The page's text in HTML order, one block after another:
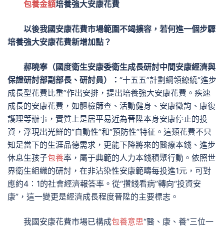
包養金額培養強大安康花費
以後我國安康花費市場範圍不竭擴容，若何進一個步驟
培養強大安康花費新增加點？
郝曉寧（國度衛生安康委衛生成長研討中間安康經濟與
保證研討部副部長、研討員）： “十五五”計劃綱領繚繞“進步
成長型花費比重”作出安排，提出培養強大安康花費。疾速
成長的安康花費，如體檢篩查、活動健身、安康徵詢、康復
護理等辦事，實質上是居平易近為晉陞本身安康停止的投
資，浮現出光鮮的“自動性”和“預防性”特征。這類花費不只
知足當下的生涯品德需求，更能下降將來的醫療本錢、進步
休息生孩子包養率，屬于典範的人力本錢積聚行動。依照世
界衛生組織的研討，在非沾染性安康範疇每投進1元，可對
應約4∶1的社會經濟報答率。從“攢錢看病”轉向“投資安
康”，這一變更是經濟成長程度晉陞的主要標志。
我國安康花費市場已構成包養意思“醫、康、養”三位一